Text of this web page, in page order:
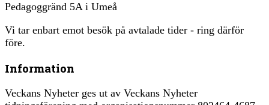
Pedagoggränd 5A i Umeå
Vi tar enbart emot besök på avtalade tider - ring därför
före.
Information
Veckans Nyheter ges ut av Veckans Nyheter